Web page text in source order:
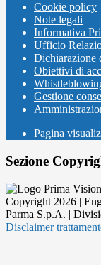
Cookie policy
Note legali
Informativa
Ufficio
Dichiarazione
Obiettivi di
Gestione
Pagina
Sezione
Copyright 2026 |
Parma S.p.A. |
Disclaimer